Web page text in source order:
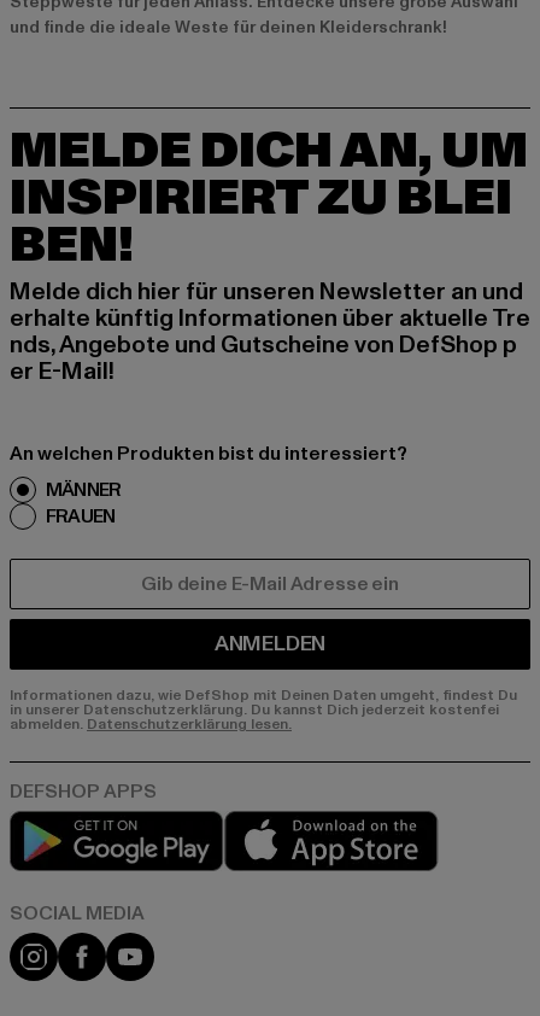
und finde die ideale Weste für deinen Kleiderschrank!
MELDE DICH AN, UM
INSPIRIERT ZU BLEI
BEN!
Melde dich hier für unseren Newsletter an und
erhalte künftig Informationen über aktuelle Tre
nds, Angebote und Gutscheine von DefShop p
er E-Mail!
An welchen Produkten bist du interessiert?
MÄNNER
FRAUEN
ANMELDEN
Informationen dazu, wie DefShop mit Deinen Daten umgeht, findest Du
in unserer Datenschutzerklärung. Du kannst Dich jederzeit kostenfei
abmelden.Datenschutzerklärung lesen.
Play market
Instagram
FacebookYouTube